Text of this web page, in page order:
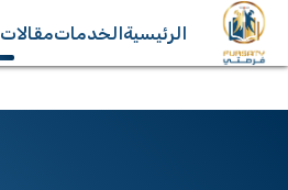
الرئيسيةالخدماتمقالات